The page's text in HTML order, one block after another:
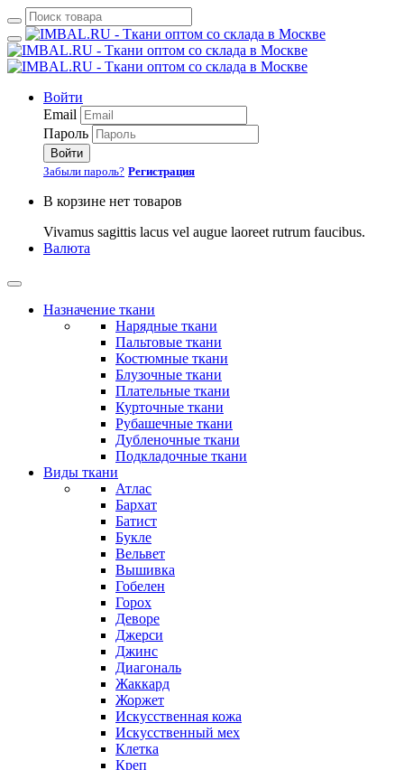
Войти
Email
Пароль
Войти
Забыли пароль? Регистрация
В корзине нет товаров
Vivamus sagittis lacus vel augue laoreet rutrum faucibus.
Валюта
Назначение ткани
Нарядные ткани
Пальтовые ткани
Костюмные ткани
Блузочные ткани
Плательные ткани
Курточные ткани
Рубашечные ткани
Дубленочные ткани
Подкладочные ткани
Виды ткани
Атлас
Бархат
Батист
Букле
Вельвет
Вышивка
Гобелен
Горох
Деворе
Джерси
Джинс
Диагональ
Жаккард
Жоржет
Искусственная кожа
Искусственный мех
Клетка
Креп